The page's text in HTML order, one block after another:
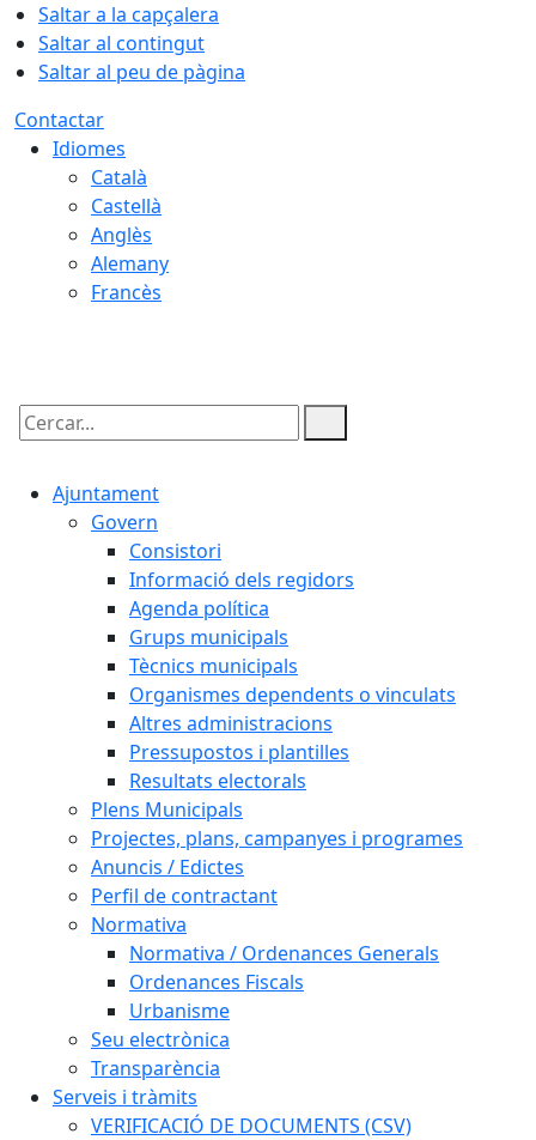
Saltar a la capçalera
Saltar al contingut
Saltar al peu de pàgina
Contactar
Idiomes
Català
Castellà
Anglès
Alemany
Francès
Cercar:
Ajuntament
Govern
Consistori
Informació dels regidors
Agenda política
Grups municipals
Tècnics municipals
Organismes dependents o vinculats
Altres administracions
Pressupostos i plantilles
Resultats electorals
Plens Municipals
Projectes, plans, campanyes i programes
Anuncis / Edictes
Perfil de contractant
Normativa
Normativa / Ordenances Generals
Ordenances Fiscals
Urbanisme
Seu electrònica
Transparència
Serveis i tràmits
VERIFICACIÓ DE DOCUMENTS (CSV)